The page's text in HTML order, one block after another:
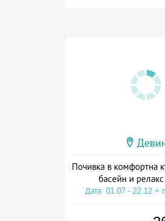
Почивка в комфортна
басейн и
Дата: 01.07 - 22.12 +